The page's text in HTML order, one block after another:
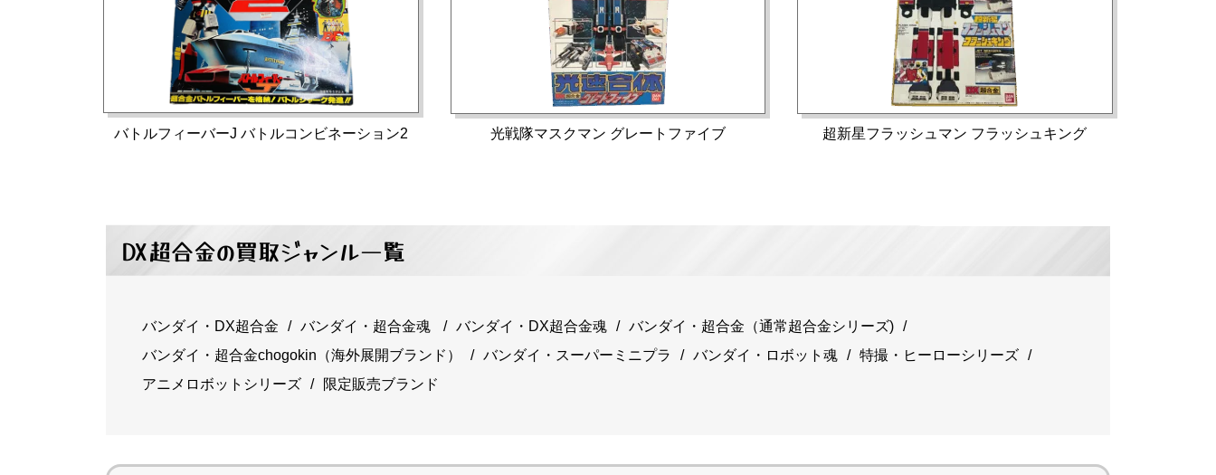
バトルフィーバーJ バトルコンビネーション2 光戦隊マスクマン グレートファイブ 超新星フラッシュマン フラッシュキング
DX超合金の買取ジャンル一覧
バンダイ・DX超合金 バンダイ・超合金魂 バンダイ・DX超合金魂
バンダイ・超合金（通常超合金シリーズ)
バンダイ・超合金chogokin（海外展開ブランド）
バンダイ・スーパーミニプラ バンダイ・ロボット魂
特撮・ヒーローシリーズ
アニメロボットシリーズ
限定販売ブランド